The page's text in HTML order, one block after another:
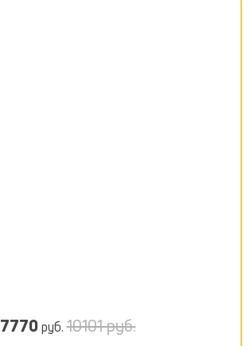
7770 руб.10101 руб.